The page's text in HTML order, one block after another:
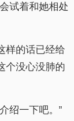
试着和她相处
样的话已经给
个没心没肺的
绍一下吧。”